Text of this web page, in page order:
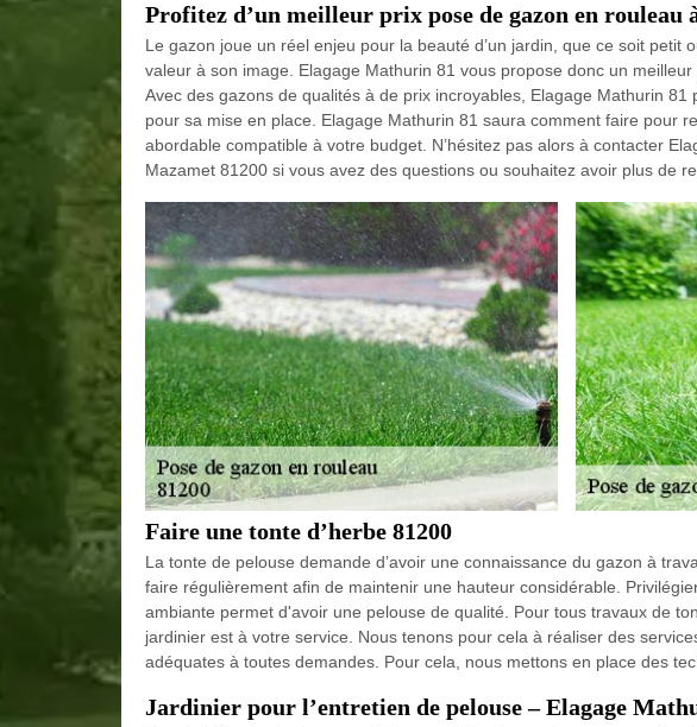
Profitez d’un meilleur prix pose de gazon en rouleau
Le gazon joue un réel enjeu pour la beauté d’un jardin, que ce soit petit
valeur à son image. Elagage Mathurin 81 vous propose donc un
Avec des gazons de qualités à de prix incroyables, Elagage Mathurin
pour sa mise en place. Elagage Mathurin 81 saura comment faire pour
abordable compatible à votre budget. N’hésitez pas alors à contacter
Mazamet 81200 si vous avez des questions ou souhaitez avoir plus de
Faire une tonte d’herbe 81200
La tonte de pelouse demande d’avoir une connaissance du gazon à
faire régulièrement afin de maintenir une hauteur considérable.
ambiante permet d'avoir une pelouse de qualité. Pour tous travaux de
jardinier est à votre service. Nous tenons pour cela à réaliser des
adéquates à toutes demandes. Pour cela, nous mettons en place des
Jardinier pour l’entretien de pelouse – Elagage